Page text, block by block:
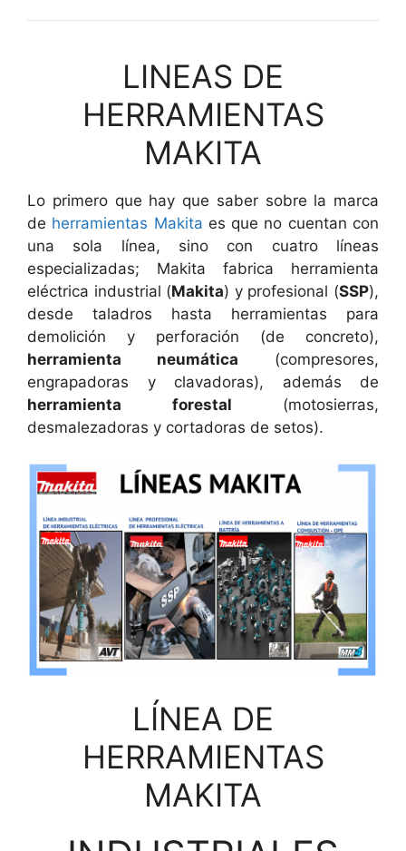
LINEAS DE
HERRAMIENTAS
MAKITA
Lo primero que hay que saber sobre la marca
de herramientas Makita es que no cuentan con
una sola línea, sino con cuatro líneas
especializadas; Makita fabrica herramienta
eléctrica industrial (Makita) y profesional (SSP),
desde taladros hasta herramientas para
demolición y perforación (de concreto),
herramienta neumática (compresores,
engrapadoras y clavadoras), además de
herramienta forestal (motosierras,
desmalezadoras y cortadoras de setos).
LÍNEA DE
HERRAMIENTAS
MAKITA